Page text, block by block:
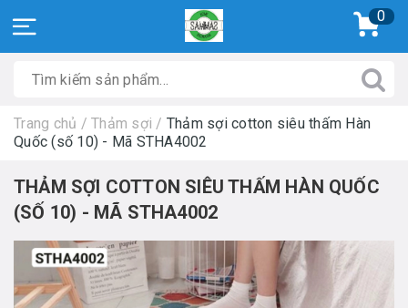
0
Trang chủ / Thảm sợi / Thảm sợi cotton siêu thấm Hàn
Quốc (số 10) - Mã STHA4002
THẢM SỢI COTTON SIÊU THẤM HÀN QUỐC
(SỐ 10) - MÃ STHA4002